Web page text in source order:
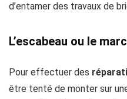
d’entamer des travaux de
L’escabeau ou le
Pour effectuer des
être tenté de monter sur